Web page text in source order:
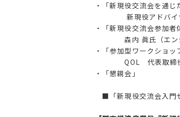
・「新現役交流会を通
新現役アドバイザ
・「新現役交流会参加者
森内 眞氏（エンジ
・「参加型ワークショッ
QOL 代表取締
・「懇親会」
■「新現役交流会入門